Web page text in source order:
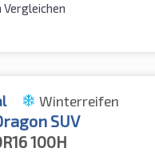
Vergleichen
Winterreifen
SUV
100H